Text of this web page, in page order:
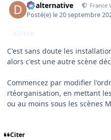
dbalternative France
Posté(e) le 20 septembre
AUTEUR
C'est sans doute les
alors c'est une autre scène
Commencez par modifier
rtéorganisation, en mettant
ou au moins sous les scènes
Citer